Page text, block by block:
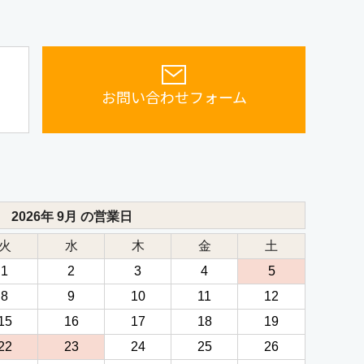
お問い合わせフォーム